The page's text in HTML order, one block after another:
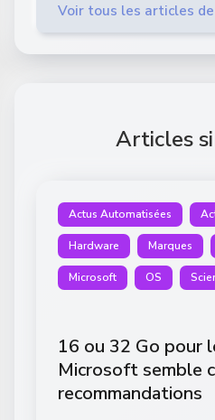
Voir tous les articles
Articles
Actus Automatisées
Hardware Marques
Microsoft OS
16 ou 32 Go pour
Microsoft semble
recommandations